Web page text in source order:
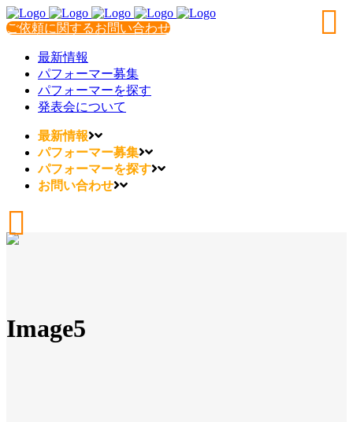
ご依頼に関するお問い合わせ
最新情報
パフォーマー募集
パフォーマーを探す
発表会について
最新情報
パフォーマー募集
パフォーマーを探す
お問い合わせ
Image5